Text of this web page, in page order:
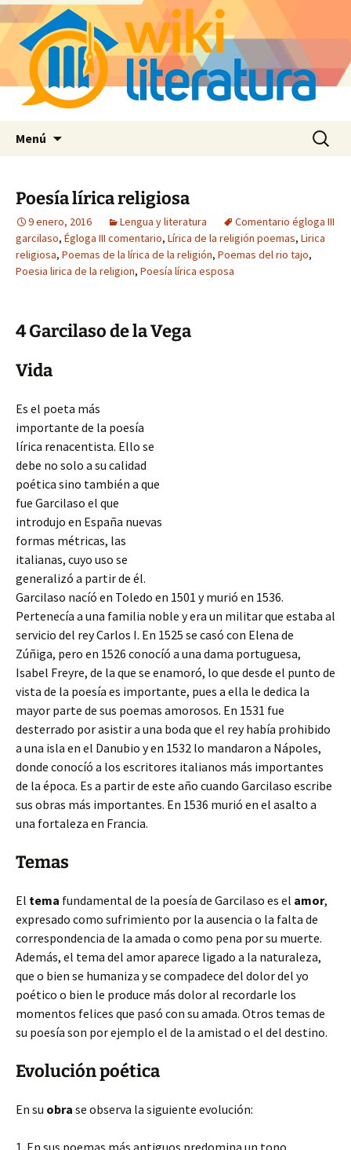
Menú Buscar:
Poesía lírica religiosa
9 enero, 2016 Lengua y literatura
Comentario égloga III
garcilaso, Égloga III comentario, Lírica de la religión poemas, Lirica
religiosa, Poemas de la lírica de la religión, Poemas del rio tajo,
Poesia lirica de la religion, Poesía lírica esposa
4 Garcilaso de la Vega
Vida
Es el poeta más
importante de la poesía
lírica renacentista. Ello se
debe no solo a su calidad
poética sino también a que
fue Garcilaso el que
introdujo en España nuevas
formas métricas, las
italianas, cuyo uso se
generalizó a partir de él.
Garcilaso nacíó en Toledo en 1501 y murió en 1536.
Pertenecía a una familia noble y era un militar que estaba al
servicio del rey Carlos I. En 1525 se casó con Elena de
Zúñiga, pero en 1526 conocíó a una dama portuguesa,
Isabel Freyre, de la que se enamoró, lo que desde el punto de
vista de la poesía es importante, pues a ella le dedica la
mayor parte de sus poemas amorosos. En 1531 fue
desterrado por asistir a una boda que el rey había prohibido
a una isla en el Danubio y en 1532 lo mandaron a Nápoles,
donde conocíó a los escritores italianos más importantes
de la época. Es a partir de este año cuando Garcilaso escribe
sus obras más importantes. En 1536 murió en el asalto a
una fortaleza en Francia.
Temas
El tema fundamental de la poesía de Garcilaso es el amor,
expresado como sufrimiento por la ausencia o la falta de
correspondencia de la amada o como pena por su muerte.
Además, el tema del amor aparece ligado a la naturaleza,
que o bien se humaniza y se compadece del dolor del yo
poético o bien le produce más dolor al recordarle los
momentos felices que pasó con su amada. Otros temas de
su poesía son por ejemplo el de la amistad o el del destino.
Evolución poética
En su obra se observa la siguiente evolución:
1. En sus poemas más antiguos predomina un tono